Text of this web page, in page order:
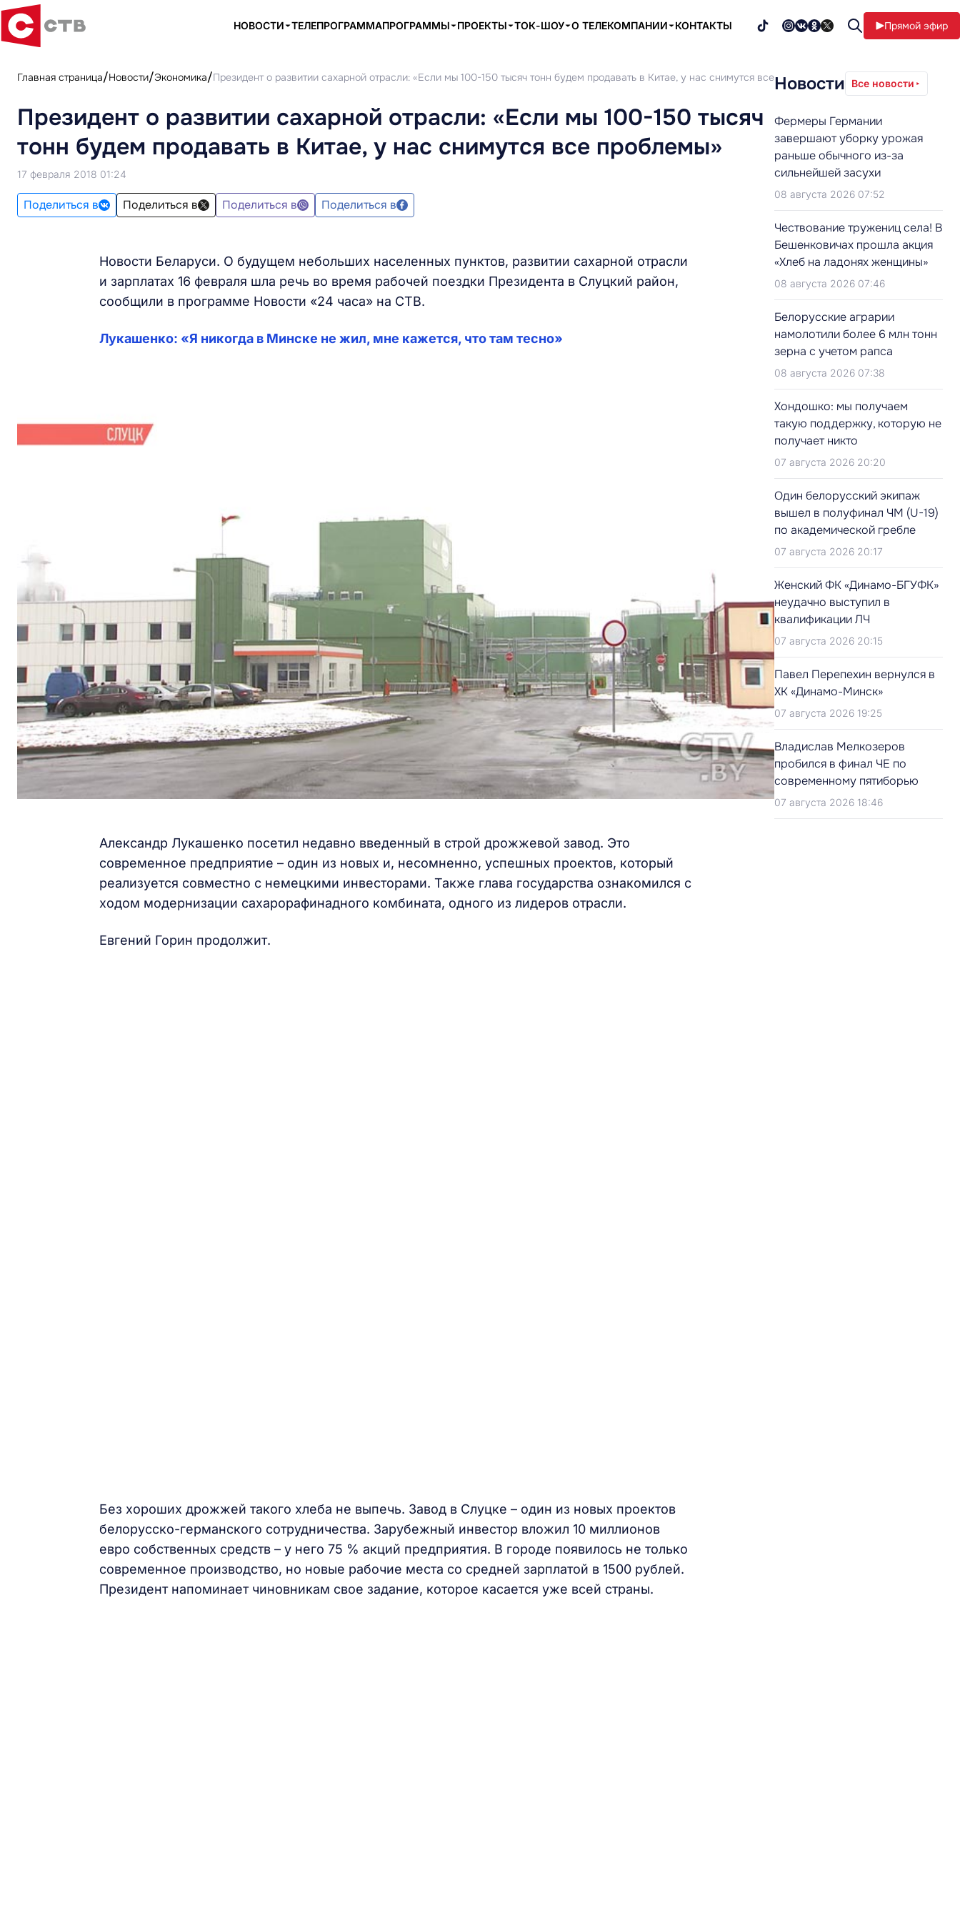
НОВОСТИ ТЕЛЕПРОГРАММАПРОГРАММЫ ПРОЕКТЫ ТОК-ШОУ О ТЕЛЕКОМПАНИИ КОНТАКТЫ Прямой эфир
Главная страница Новости Экономика Президент о развитии сахарной отрасли: «Если мы 100-150 тысяч тонн будем продавать в Китае, у нас снимутся все проблемы»
Президент о развитии сахарной отрасли: «Если мы 100-150 тысяч
тонн будем продавать в Китае, у нас снимутся все проблемы»
17 февраля 2018 01:24
Поделиться в Поделиться в Поделиться в Поделиться в
Новости Беларуси. О будущем небольших населенных пунктов, развитии сахарной отрасли
и зарплатах 16 февраля шла речь во время рабочей поездки Президента в Слуцкий район,
сообщили в программе Новости «24 часа» на СТВ.
Лукашенко: «Я никогда в Минске не жил, мне кажется, что там тесно»
Александр Лукашенко посетил недавно введенный в строй дрожжевой завод. Это
современное предприятие – один из новых и, несомненно, успешных проектов, который
реализуется совместно с немецкими инвесторами. Также глава государства ознакомился с
ходом модернизации сахарорафинадного комбината, одного из лидеров отрасли.
Евгений Горин продолжит.
Без хороших дрожжей такого хлеба не выпечь. Завод в Слуцке – один из новых проектов
белорусско-германского сотрудничества. Зарубежный инвестор вложил 10 миллионов
евро собственных средств – у него 75 % акций предприятия. В городе появилось не только
современное производство, но новые рабочие места со средней зарплатой в 1500 рублей.
Президент напоминает чиновникам свое задание, которое касается уже всей страны.
Новости Все новости
Фермеры Германии
завершают уборку урожая
раньше обычного из-за
сильнейшей засухи
08 августа 2026 07:52
Чествование тружениц села! В
Бешенковичах прошла акция
«Хлеб на ладонях женщины»
08 августа 2026 07:46
Белорусские аграрии
намолотили более 6 млн тонн
зерна с учетом рапса
08 августа 2026 07:38
Хондошко: мы получаем
такую поддержку, которую не
получает никто
07 августа 2026 20:20
Один белорусский экипаж
вышел в полуфинал ЧМ (U-19)
по академической гребле
07 августа 2026 20:17
Женский ФК «Динамо-БГУФК»
неудачно выступил в
квалификации ЛЧ
07 августа 2026 20:15
Павел Перепехин вернулся в
ХК «Динамо-Минск»
07 августа 2026 19:25
Владислав Мелкозеров
пробился в финал ЧЕ по
современному пятиборью
07 августа 2026 18:46